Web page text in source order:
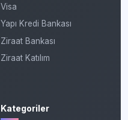
Visa
Yapı Kredi Bankası
Ziraat Bankası
Ziraat Katılım
Kategoriler